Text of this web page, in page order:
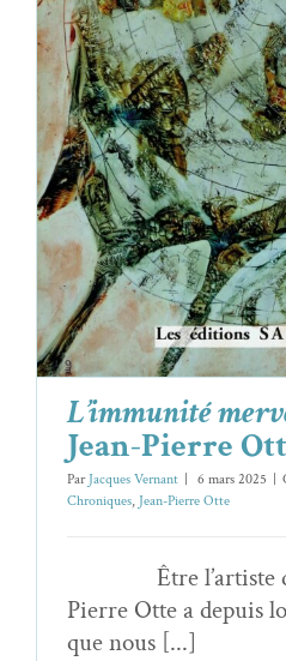
L’immunité
Essais & Chroniques
L’immunité
Jean-Pierre
Par Jacques Vernant 6 mars 2025
Chroniques, Jean-Pierre Otte
Être l’artiste de
Pierre Otte a depuis
que nous [...]